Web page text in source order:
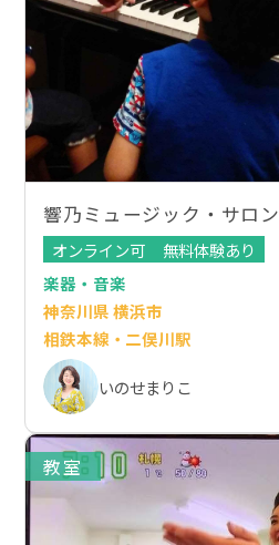
響乃ミュージック・サロン
オンライン可
無料体験あり
楽器・音楽
神奈川県 横浜市
相鉄本線・二俣川駅
いのせまりこ
教室